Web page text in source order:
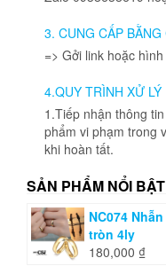
3. CUNG CẤP BẰNG
=> Gởi link hoặc
4.QUY TRÌNH XỬ LÝ
1.Tiếp nhận thông
phẩm vi phạm trong
khi hoàn tất.
SẢN PHẨM NỔI BẬT
NC074
tròn 4ly
180,000 ₫